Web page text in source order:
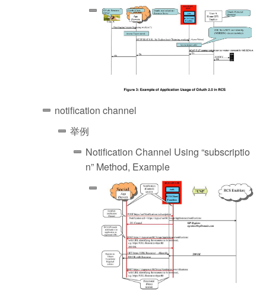
notification channel
举例
Notification Channel Using “subscriptio
n” Method, Example